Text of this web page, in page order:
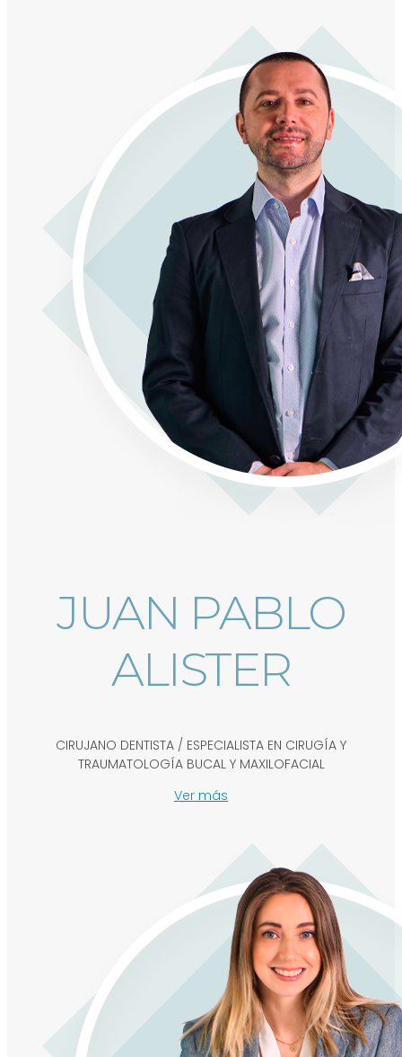
JUAN PABLO
ALISTER
CIRUJANO DENTISTA / ESPECIALISTA EN CIRUGÍA Y
TRAUMATOLOGÍA BUCAL Y MAXILOFACIAL
Ver más